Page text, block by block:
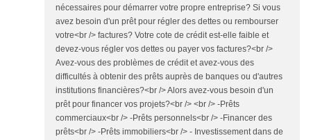
nécessaires pour démarrer votre propre entreprise? Si vous
avez besoin d'un prêt pour régler des dettes ou rembourser
votre<br /> factures? Votre cote de crédit est-elle faible et
devez-vous régler vos dettes ou payer vos factures?<br />
Avez-vous des problèmes de crédit et avez-vous des
difficultés à obtenir des prêts auprès de banques ou d'autres
institutions financières?<br /> Alors avez-vous besoin d'un
prêt pour financer vos projets?<br /> <br /> -Prêts
commerciaux<br /> -Prêts personnels<br /> -Financer des
prêts<br /> -Prêts immobiliers<br /> - Investissement dans de